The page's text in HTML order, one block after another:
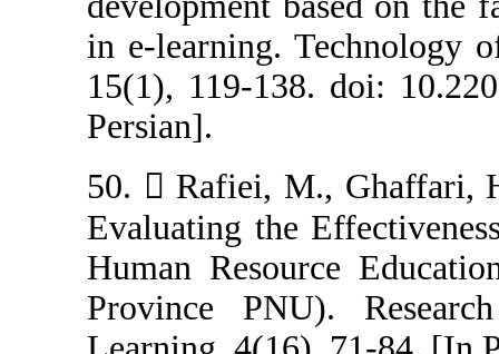
in e-learning.
15(1), 119-
50.  Rafiei,
Evaluating the
Human
Province